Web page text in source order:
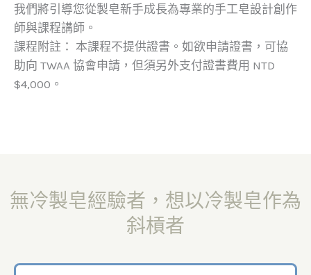
我們將引導您從製皂新手成長為專業的手工皂設計創作
師與課程講師。
課程附註： 本課程不提供證書。如欲申請證書，可協
助向 TWAA 協會申請，但須另外支付證書費用 NTD
$4,000。
無冷製皂經驗者，想以冷製皂作為
斜槓者